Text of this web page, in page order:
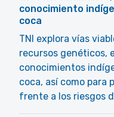
conocimiento
coca
TNI explora vías
recursos genéticos,
conocimientos
coca, así como para
frente a los riesgos